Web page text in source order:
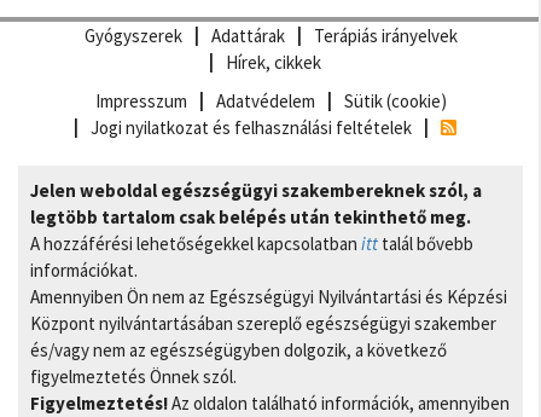
Gyógyszerek Adattárak
Terápiás irányelvek
Hírek, cikkek
Impresszum
Adatvédelem
Sütik (cookie)
Jogi nyilatkozat és felhasználási feltételek
Jelen weboldal egészségügyi szakembereknek szól, a
legtöbb tartalom csak belépés után tekinthető meg.
A hozzáférési lehetőségekkel kapcsolatban itt talál bővebb
információkat.
Amennyiben Ön nem az Egészségügyi Nyilvántartási és Képzési
Központ nyilvántartásában szereplő egészségügyi szakember
és/vagy nem az egészségügyben dolgozik, a következő
figyelmeztetés Önnek szól.
Figyelmeztetés!Az oldalon található információk, amennyiben